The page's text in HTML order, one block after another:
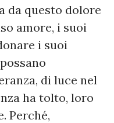
da questo dolore
amore, i suoi
i suoi
di luce nel
ha tolto, loro
Perché,